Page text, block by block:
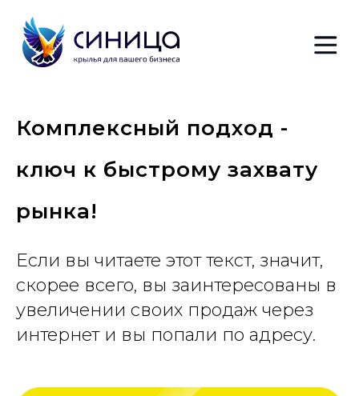
+7
Комплексный подход -
ключ к быстрому захвату
рынка!
Если вы читаете этот текст, значит,
скорее всего, вы заинтересованы в
увеличении своих продаж через
интернет и вы попали по адресу.